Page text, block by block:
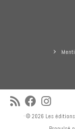
· © 2026 Les